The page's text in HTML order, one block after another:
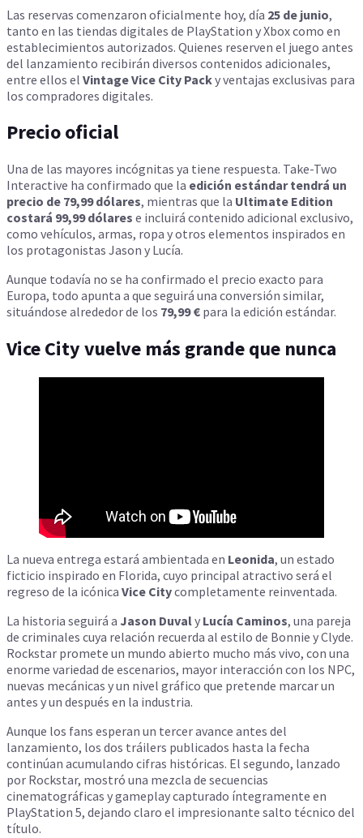
Las reservas comenzaron oficialmente hoy, día 25 de junio,
tanto en las tiendas digitales de PlayStation y Xbox como en
establecimientos autorizados. Quienes reserven el juego antes
del lanzamiento recibirán diversos contenidos adicionales,
entre ellos el Vintage Vice City Packy ventajas exclusivas para
los compradores digitales.
Precio oficial
Una de las mayores incógnitas ya tiene respuesta. Take-Two
Interactive ha confirmado que la edición estándar tendrá un
precio de 79,99 dólares, mientras que la Ultimate Edition
costará 99,99 dólares e incluirá contenido adicional exclusivo,
como vehículos, armas, ropa y otros elementos inspirados en
los protagonistas Jason y Lucía.
Aunque todavía no se ha confirmado el precio exacto para
Europa, todo apunta a que seguirá una conversión similar,
situándose alrededor de los 79,99 € para la edición estándar.
Vice City vuelve más grande que nunca
La nueva entrega estará ambientada en Leonida, un estado
ficticio inspirado en Florida, cuyo principal atractivo será el
regreso de la icónica Vice Citycompletamente reinventada.
La historia seguirá a Jason Duvaly Lucía Caminos, una pareja
de criminales cuya relación recuerda al estilo de Bonnie y Clyde.
Rockstar promete un mundo abierto mucho más vivo, con una
enorme variedad de escenarios, mayor interacción con los NPC,
nuevas mecánicas y un nivel gráfico que pretende marcar un
antes y un después en la industria.
Aunque los fans esperan un tercer avance antes del
lanzamiento, los dos tráilers publicados hasta la fecha
continúan acumulando cifras históricas. El segundo, lanzado
por Rockstar, mostró una mezcla de secuencias
cinematográficas y gameplay capturado íntegramente en
PlayStation 5, dejando claro el impresionante salto técnico del
título.